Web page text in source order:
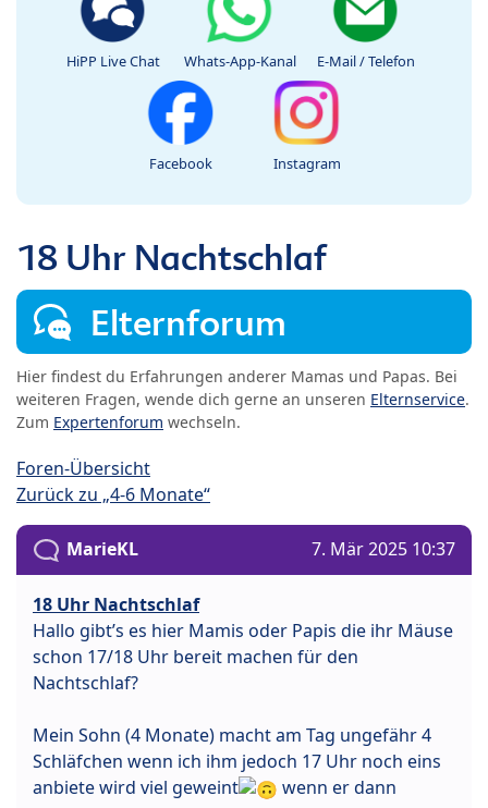
HiPP Live Chat Whats-App-Kanal E-Mail / Telefon
Facebook Instagram
18 Uhr Nachtschlaf
Elternforum
Hier findest du Erfahrungen anderer Mamas und Papas. Bei
weiteren Fragen, wende dich gerne an unseren Elternservice.
Zum Expertenforum wechseln.
Foren-Übersicht
Zurück zu „4-6 Monate“
MarieKL 7. Mär 2025 10:37
18 Uhr Nachtschlaf
Hallo gibt’s es hier Mamis oder Papis die ihr Mäuse
schon 17/18 Uhr bereit machen für den
Nachtschlaf?
Mein Sohn (4 Monate) macht am Tag ungefähr 4
Schläfchen wenn ich ihm jedoch 17 Uhr noch eins
anbiete wird viel geweint
wenn er dann